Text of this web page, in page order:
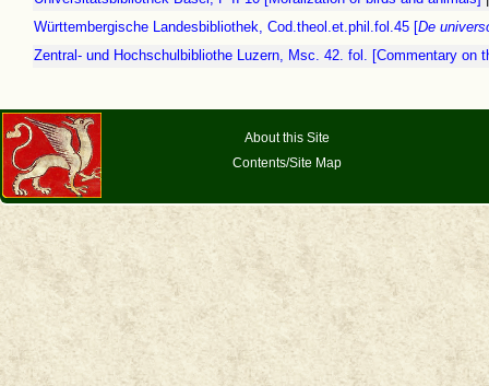
Württembergische Landesbibliothek, Cod.theol.et.phil.fol.45 [De
Zentral- und Hochschulbibliothe Luzern, Msc. 42. fol. [Commentary on
About this Site
Contents/Site Map